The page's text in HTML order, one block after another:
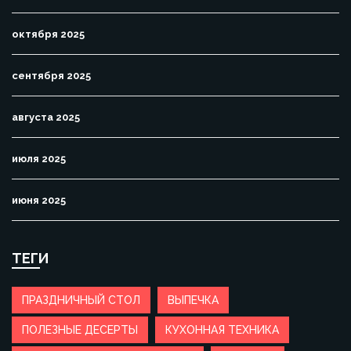
октября 2025
сентября 2025
августа 2025
июля 2025
июня 2025
ТЕГИ
ПРАЗДНИЧНЫЙ СТОЛ ВЫПЕЧКА
ПОЛЕЗНЫЕ ДЕСЕРТЫ КУХОННАЯ ТЕХНИКА